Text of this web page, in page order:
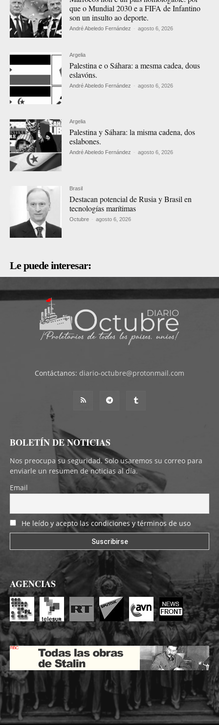
que o Mundial 2030 e a FIFA de Infantino
son un insulto ao deporte.
André Abeledo Fernández - agosto 6, 2026
Argelia
Palestina e o Sáhara: a mesma cadea, dous
eslavóns.
André Abeledo Fernández - agosto 6, 2026
Argelia
Palestina y Sáhara: la misma cadena, dos
eslabones.
André Abeledo Fernández - agosto 6, 2026
Brasil
Destacan potencial de Rusia y Brasil en
tecnologías marítimas
Octubre - agosto 6, 2026
Le puede interesar:
Contáctanos: diario-octubre@protonmail.com
BOLETÍN DE NOTICIAS
Nos preocupa su seguridad. Solo usaremos su correo para
enviarle un resumen de noticias al día.
Email
He leído y acepto las condiciones y términos de uso
AGENCIAS